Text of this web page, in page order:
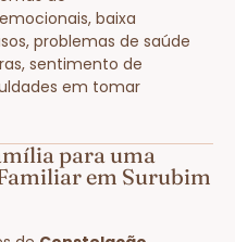
baixa
problemas de saúde
sentimento de
em tomar
para uma
em Surubim